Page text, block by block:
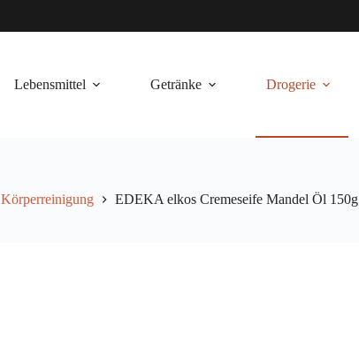
Lebensmittel
Getränke Drogerie
Körperreinigung EDEKA elkos Cremeseife Mandel Öl 150g